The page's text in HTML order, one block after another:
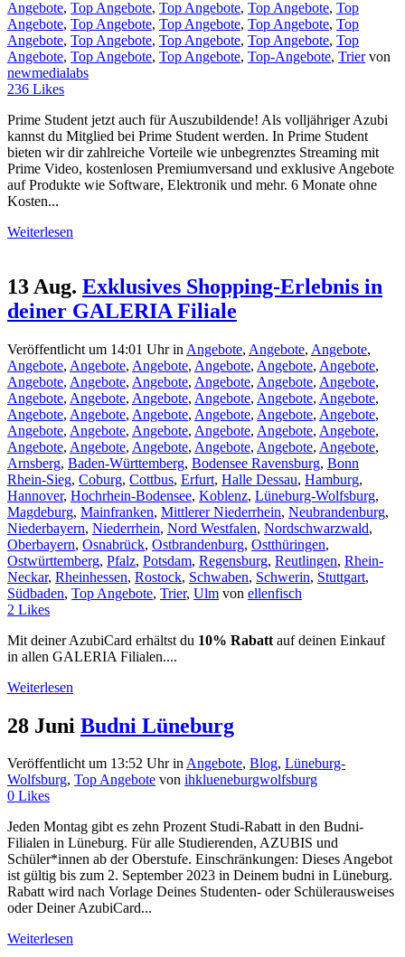
Angebote, Top Angebote, Top Angebote, Top Angebote, Top
Angebote, Top Angebote, Top Angebote, Top Angebote, Top
Angebote, Top Angebote, Top Angebote, Top Angebote, Top
Angebote, Top Angebote, Top Angebote, Top-Angebote, Trier von
newmedialabs
236 Likes
Prime Student jetzt auch für Auszubildende! Als volljähriger Azubi
kannst du Mitglied bei Prime Student werden. In Prime Student
bieten wir dir zahlreiche Vorteile wie unbegrenztes Streaming mit
Prime Video, kostenlosen Premiumversand und exklusive Angebote
auf Produkte wie Software, Elektronik und mehr. 6 Monate ohne
Kosten...
Weiterlesen
13 Aug. Exklusives Shopping-Erlebnis in
deiner GALERIA Filiale
Veröffentlicht um 14:01 Uhrin Angebote, Angebote, Angebote,
Angebote, Angebote, Angebote, Angebote, Angebote, Angebote,
Angebote, Angebote, Angebote, Angebote, Angebote, Angebote,
Angebote, Angebote, Angebote, Angebote, Angebote, Angebote,
Angebote, Angebote, Angebote, Angebote, Angebote, Angebote,
Angebote, Angebote, Angebote, Angebote, Angebote, Angebote,
Angebote, Angebote, Angebote, Angebote, Angebote, Angebote,
Arnsberg, Baden-Württemberg, Bodensee Ravensburg, Bonn
Rhein-Sieg, Coburg, Cottbus, Erfurt, Halle Dessau, Hamburg,
Hannover, Hochrhein-Bodensee, Koblenz, Lüneburg-Wolfsburg,
Magdeburg, Mainfranken, Mittlerer Niederrhein, Neubrandenburg,
Niederbayern, Niederrhein, Nord Westfalen, Nordschwarzwald,
Oberbayern, Osnabrück, Ostbrandenburg, Ostthüringen,
Ostwürttemberg, Pfalz, Potsdam, Regensburg, Reutlingen, Rhein-
Neckar, Rheinhessen, Rostock, Schwaben, Schwerin, Stuttgart,
Südbaden, Top Angebote, Trier, Ulm von ellenfisch
2 Likes
Mit deiner AzubiCard erhältst du 10% Rabatt auf deinen Einkauf
in allen GALERIA Filialen....
Weiterlesen
28 Juni Budni Lüneburg
Veröffentlicht um 13:52 UhrinAngebote, Blog, Lüneburg-
Wolfsburg, Top Angebote von ihklueneburgwolfsburg
0 Likes
Jeden Montag gibt es zehn Prozent Studi-Rabatt in den Budni-
Filialen in Lüneburg. Für alle Studierenden, AZUBIS und
Schüler*innen ab der Oberstufe. Einschränkungen: Dieses Angebot
ist gültig bis zum 2. September 2023 in Deinem budni in Lüneburg.
Rabatt wird nach Vorlage Deines Studenten- oder Schülerausweises
oder Deiner AzubiCard...
Weiterlesen